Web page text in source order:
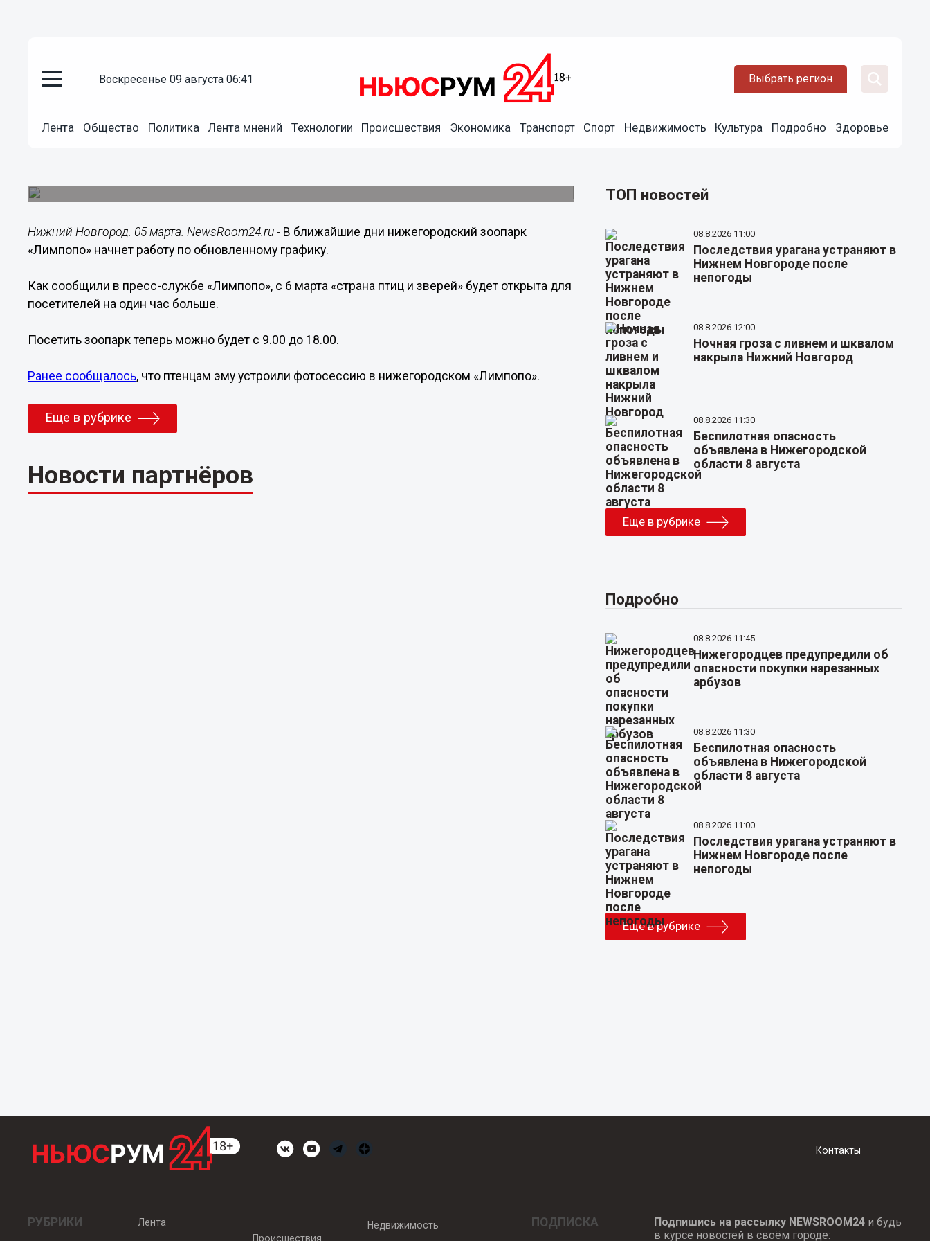
воскресенье 09 августа 06:41 Выбрать регион
Лента Общество Политика Лента мнений Технологии Происшествия Экономика Транспорт Спорт Недвижимость Культура Подробно Здоровье
В нижегородском зоопарке «Лимпопо» с 6 марта изменится
Нижний Новгород. 05 марта. NewsRoom24.ru - В ближайшие дни нижегородский зоопарк
«Лимпопо» начнет работу по обновленному графику.
Как сообщили в пресс-службе «Лимпопо», с 6 марта «страна птиц и зверей» будет открыта для
посетителей на один час больше.
Посетить зоопарк теперь можно будет с 9.00 до 18.00.
Ранее сообщалось, что птенцам эму устроили фотосессию в нижегородском «Лимпопо».
Еще в рубрике
Новости партнёров
ТОП новостей
08.8.2026 11:00
Последствия урагана устраняют в
Нижнем Новгороде после
непогоды
08.8.2026 12:00
Ночная гроза с ливнем и шквалом
накрыла Нижний Новгород
08.8.2026 11:30
Беспилотная опасность
объявлена в Нижегородской
области 8 августа
Еще в рубрике
Подробно
08.8.2026 11:45
Нижегородцев предупредили об
опасности покупки нарезанных
арбузов
08.8.2026 11:30
Беспилотная опасность
объявлена в Нижегородской
области 8 августа
08.8.2026 11:00
Последствия урагана устраняют в
Нижнем Новгороде после
непогоды
Еще в рубрике
Контакты
РУБРИКИ
Лента
Происшествия
Недвижимость ПОДПИСКА Подпишись на рассылку NEWSROOM24и будь
в курсе новостей в своём городе: